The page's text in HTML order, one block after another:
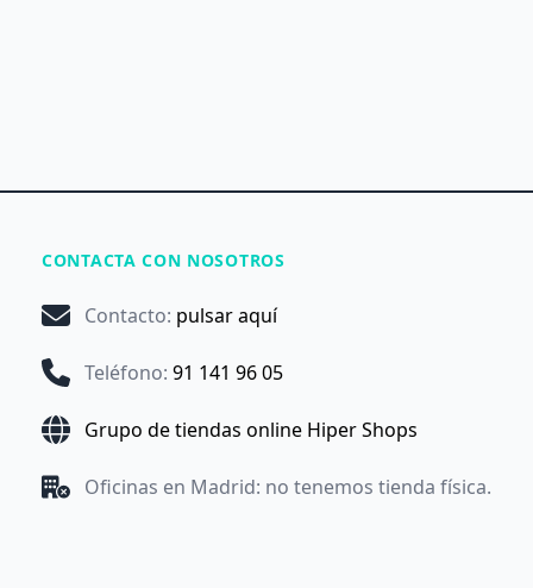
CONTACTA CON NOSOTROS
Contacto: pulsar aquí
Teléfono: 91 141 96 05
Grupo de tiendas online Hiper Shops
Oficinas en Madrid: no tenemos tienda física.